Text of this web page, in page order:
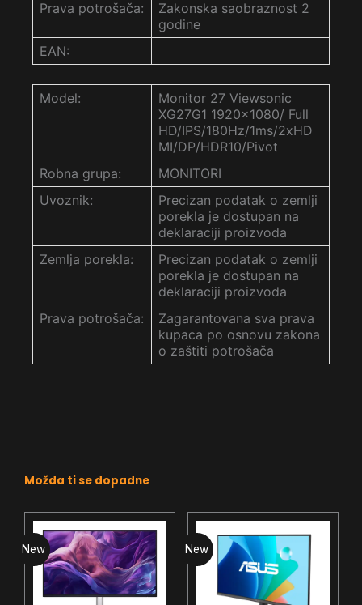
Prava potrošača:
Zakonska saobraznost 2
godine
EAN:
Model:
Monitor 27 Viewsonic
XG27G1 1920×1080/ Full
HD/IPS/180Hz/1ms/2xHD
MI/DP/HDR10/Pivot
Robna grupa:
MONITORI
Uvoznik:
Precizan podatak o zemlji
porekla je dostupan na
deklaraciji proizvoda
Zemlja porekla:
Precizan podatak o zemlji
porekla je dostupan na
deklaraciji proizvoda
Prava potrošača:
Zagarantovana sva prava
kupaca po osnovu zakona
o zaštiti potrošača
Možda ti se dopadne
New New